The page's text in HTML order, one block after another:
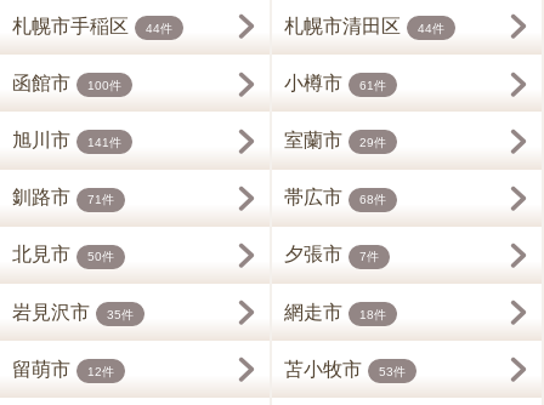
札幌市手稲区 44件 札幌市清田区 44件
函館市 100件 小樽市 61件
旭川市 141件 室蘭市 29件
釧路市 71件 帯広市 68件
北見市 50件 夕張市 7件
岩見沢市 35件 網走市 18件
留萌市 12件 苫小牧市 53件